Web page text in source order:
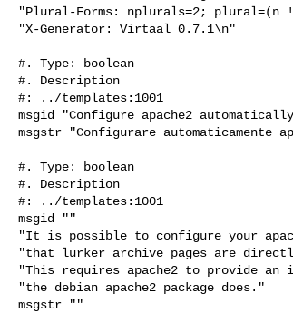
"Plural-Forms: nplurals=2; plural=(n
"X-Generator: Virtaal 0.7.1\n"
#. Type: boolean
#. Description
#: ../templates:1001
msgid "Configure apache2
msgstr "Configurare automaticamente
#. Type: boolean
#. Description
#: ../templates:1001
msgid ""
"It is possible to configure your
"that lurker archive pages are
"This requires apache2 to provide
"the debian apache2 package does."
msgstr ""